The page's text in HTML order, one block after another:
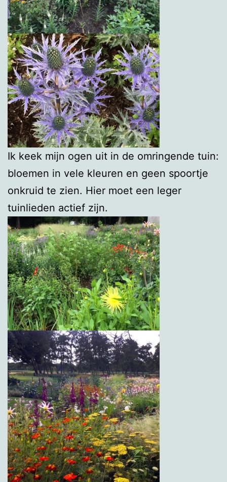
Ik keek mijn ogen uit in de omringende tuin:
bloemen in vele kleuren en geen spoortje
onkruid te zien. Hier moet een leger
tuinlieden actief zijn.